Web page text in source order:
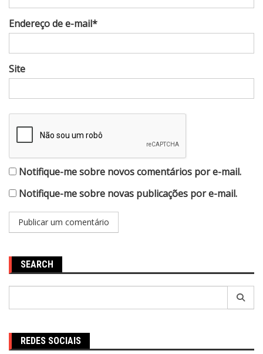
Endereço de e-mail*
Site
Notifique-me sobre novos comentários por e-mail.
Notifique-me sobre novas publicações por e-mail.
SEARCH
REDES SOCIAIS